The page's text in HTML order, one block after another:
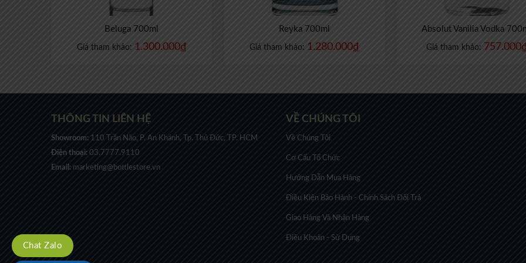
Beluga 700ml
Giá tham khảo: 1.300.000₫
Reyka 700ml
Giá tham khảo: 1.280.000₫
Absolut Vanilia Vodka
Giá tham khảo: 757.000
THÔNG TIN LIÊN HỆ
Showroom: 110 Trần Não, P. An Khánh, Tp. Thủ Đức, TP. HCM
Điện thoại: 03.7777.9110
Email: marketing@bottlestore.vn
VỀ CHÚNG TÔI
Về Chúng Tôi
Cơ Cấu Tổ Chức
Hướng Dẫn Mua Hàng
Điều Kiện Bảo Hành - Chính Sách Đổi Trả
Giao Hàng Và Nhận Hàng
Điều Khoản - Sử Dụng
Chat Zalo